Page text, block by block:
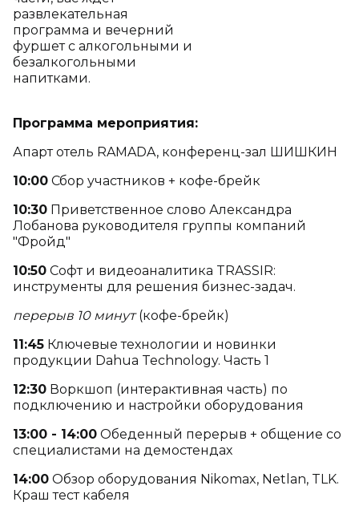
развлекательная
программа и вечерний
фуршет с алкогольными и
безалкогольными
напитками.
Программа мероприятия:
Апарт отель RAMADA, конференц-зал ШИШКИН
10:00 Сбор участников + кофе-брейк
10:30 Приветственное слово Александра
Лобанова руководителя группы компаний
"Фройд"
10:50 Софт и видеоаналитика TRASSIR:
инструменты для решения бизнес-задач.
перерыв 10 минут(кофе-брейк)
11:45 Ключевые технологии и новинки
продукции Dahua Technology. Часть 1
12:30 Воркшоп (интерактивная часть) по
подключению и настройки оборудования
13:00 - 14:00 Обеденный перерыв + общение со
специалистами на демостендах
14:00 Обзор оборудования Nikomax, Netlan, TLK.
Краш тест кабеля